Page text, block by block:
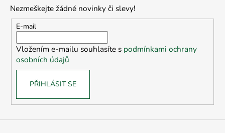
a
c
r
ý
p
Nezmeškejte žádné novinky či slevy!
E-mail
Vložením e-mailu souhlasíte s podmínkami ochrany
osobních údajů
PŘIHLÁSIT SE